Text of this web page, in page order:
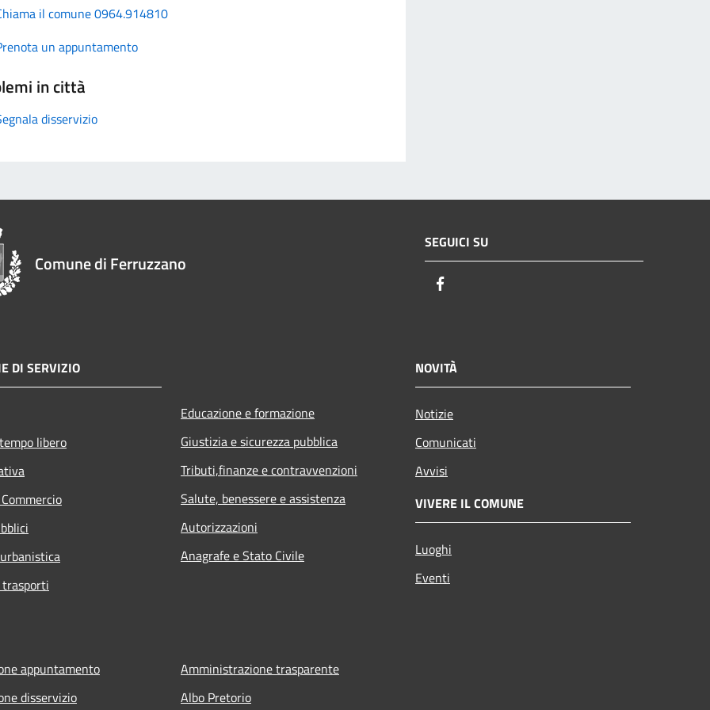
il comune 0964.914810
un appuntamento
in città
disservizio
Comune di Ferruzzano
SEGUICI SU
DI SERVIZIO
libero
Educazione e formazione
Giustizia e sicurezza pubblica
Tributi,finanze e contravvenzioni
Salute, benessere e assistenza
Autorizzazioni
Anagrafe e Stato Civile
NOVITÀ
Notizie
Comunicati
Avvisi
VIVERE IL COMUNE
Luoghi
Eventi
appuntamento
disservizio
Amministrazione trasparente
Albo Pretorio